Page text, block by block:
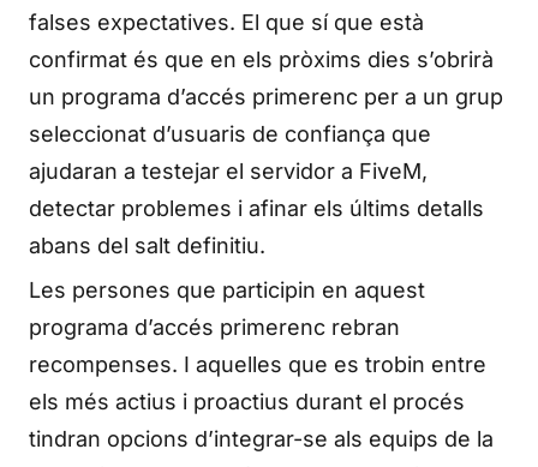
falses expectatives. El que sí que està
confirmat és que en els pròxims dies s’obrirà
un programa d’accés primerenc per a un grup
seleccionat d’usuaris de confiança que
ajudaran a testejar el servidor a FiveM,
detectar problemes i afinar els últims detalls
abans del salt definitiu.
Les persones que participin en aquest
programa d’accés primerenc rebran
recompenses. I aquelles que es trobin entre
els més actius i proactius durant el procés
tindran opcions d’integrar-se als equips de la